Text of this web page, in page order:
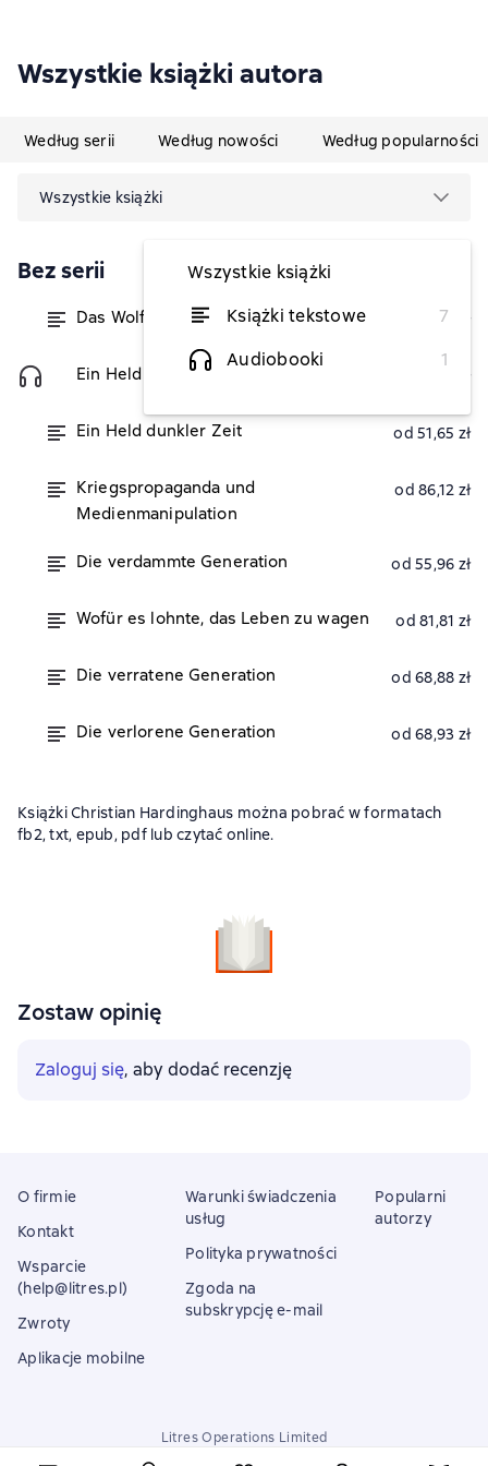
Wszystkie książki autora
Według serii Według nowości Według popularności
Wszystkie książki
Wszystkie książki
Książki tekstowe
7
Audiobooki
1
Bez serii
Das Wolfsmädchen od 77,50 zł
Ein Held dunkler Zeit (ungekürzt)
Ein Held dunkler Zeit od 51,65 zł
Kriegspropaganda und
Medienmanipulation
od 86,12 zł
Die verdammte Generation od 55,96 zł
Wofür es lohnte, das Leben zu wagen od 81,81 zł
Die verratene Generation od 68,88 zł
Die verlorene Generation od 68,93 zł
Książki Christian Hardinghaus można pobrać w formatach
fb2, txt, epub, pdf lub czytać online.
Zostaw opinię
Zaloguj się, aby dodać recenzję
O firmie
Kontakt
Wsparcie
(help@litres.pl)
Zwroty
Aplikacje mobilne
Warunki świadczenia
usług
Polityka prywatności
Zgoda na
subskrypcję e-mail
Popularni
autorzy
Litres Operations Limited